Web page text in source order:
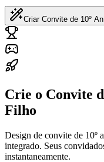
Criar Convite de 10º
Crie o Convite
Filho
Design de convite de 10º
integrado. Seus
instantaneamente.